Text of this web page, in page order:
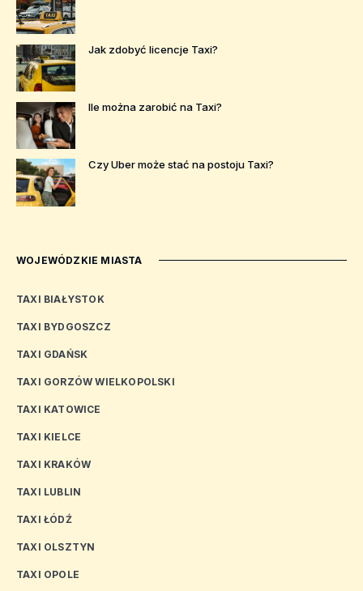
Jak zdobyć licencje Taxi?
Ile można zarobić na Taxi?
Czy Uber może stać na postoju Taxi?
WOJEWÓDZKIE MIASTA
TAXI BIAŁYSTOK
TAXI BYDGOSZCZ
TAXI GDAŃSK
TAXI GORZÓW WIELKOPOLSKI
TAXI KATOWICE
TAXI KIELCE
TAXI KRAKÓW
TAXI LUBLIN
TAXI ŁÓDŹ
TAXI OLSZTYN
TAXI OPOLE